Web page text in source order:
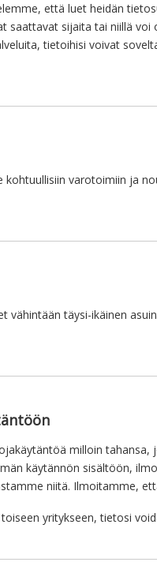
että luet heidän
sijaita tai niillä
tietoihisi voivat
varotoimiin ja
täysi-ikäinen
milloin
käytännön sisältöön,
niitä. Ilmoitamme,
yritykseen, tietosi